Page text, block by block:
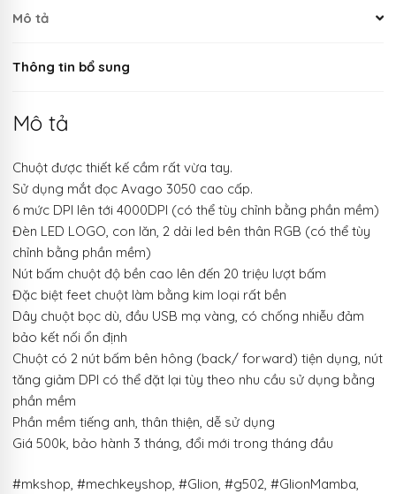
Mô tả
Thông tin bổ sung
Mô tả
Chuột được thiết kế cầm rất vừa tay.
Sử dụng mắt đọc Avago 3050 cao cấp.
6 mức DPI lên tới 4000DPI (có thể tùy chỉnh bằng phần mềm)
Đèn LED LOGO, con lăn, 2 dải led bên thân RGB (có thể tùy
chỉnh bằng phần mềm)
Nút bấm chuột độ bền cao lên đến 20 triệu lượt bấm
Đặc biệt feet chuột làm bằng kim loại rất bền
Dây chuột bọc dù, đầu USB mạ vàng, có chống nhiễu đảm
bảo kết nối ổn định
Chuột có 2 nút bấm bên hông (back/ forward) tiện dụng, nút
tăng giảm DPI có thể đặt lại tùy theo nhu cầu sử dụng bằng
phần mềm
Phần mềm tiếng anh, thân thiện, dễ sử dụng
Giá 500k, bảo hành 3 tháng, đổi mới trong tháng đầu
#mkshop, #mechkeyshop, #Glion, #g502, #GlionMamba,